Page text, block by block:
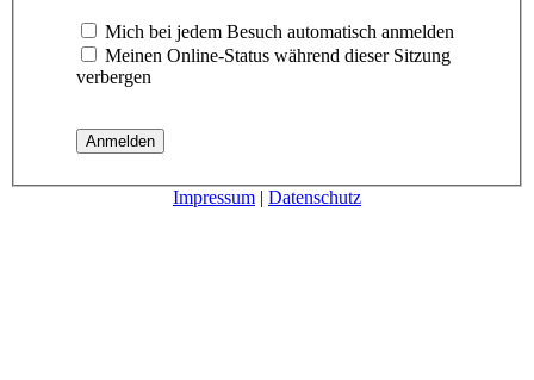
Mich bei jedem Besuch automatisch anmelden
Meinen Online-Status während dieser Sitzung
verbergen
Impressum | Datenschutz